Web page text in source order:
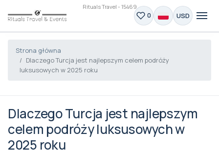
Rituals Travel - 15469
0 USD
Strona główna
Dlaczego Turcja jest najlepszym celem podróży
luksusowych w 2025 roku
Dlaczego Turcja jest najlepszym
celem podróży luksusowych w
2025 roku